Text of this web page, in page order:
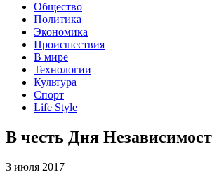
Общество
Политика
Экономика
Происшествия
В мире
Технологии
Культура
Спорт
Life Style
В честь Дня
3 июля 2017